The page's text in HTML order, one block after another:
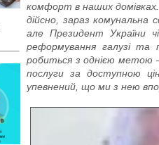
комфорт в наших
дійсно, зараз комунальна
але Президент України
реформування галузі та
робиться з однією метою
послуги за доступною
упевнений, що ми з нею